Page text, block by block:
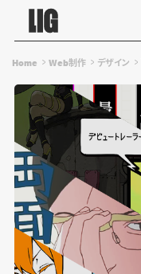
Home Web制作 デザイン